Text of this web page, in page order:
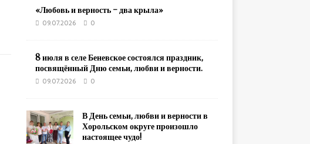
«Любовь и верность – два крыла»
09.07.2026 0
8 июля в селе Беневское состоялся праздник,
посвящённый Дню семьи, любви и верности.
09.07.2026 0
В День семьи, любви и верности в
Хорольском округе произошло
настоящее чудо!